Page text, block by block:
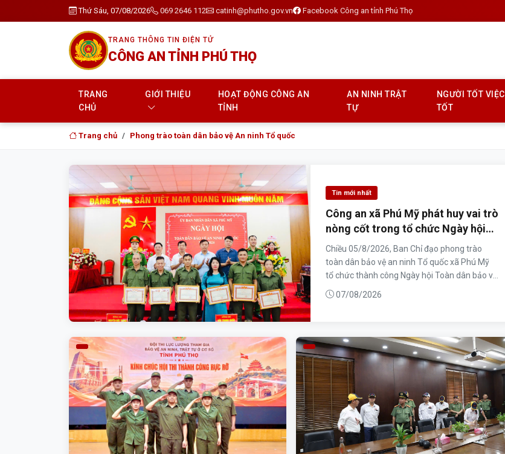
Thứ Sáu, 07/08/2026 069 2646 112 catinh@phutho.gov.vn Facebook Công an tỉnh Phú Thọ
TRANG THÔNG TIN ĐIỆN TỬ
CÔNG AN TỈNH PHÚ THỌ
TRANG
CHỦ
GIỚI THIỆU
HOẠT ĐỘNG CÔNG AN
TỈNH
AN NINH TRẬT
TỰ
NGƯỜI TỐT VIỆC
TỐT
Trang chủ Phong trào toàn dân bảo vệ An ninh Tổ quốc
Tin mới nhất
Công an xã Phú Mỹ phát huy vai trò
nòng cốt trong tổ chức Ngày hội
Toàn dân bảo vệ an ninh Tổ quốc
năm 2026
Chiều 05/8/2026, Ban Chỉ đạo phong trào
toàn dân bảo vệ an ninh Tổ quốc xã Phú Mỹ
tổ chức thành công Ngày hội Toàn dân bảo vệ
an ninh Tổ quốc năm 2026. Với vai trò là cơ
quan...
07/08/2026